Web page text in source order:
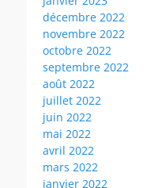
décembre 2022
novembre 2022
octobre 2022
septembre 2022
août 2022
juillet 2022
juin 2022
mai 2022
avril 2022
mars 2022
janvier 2022